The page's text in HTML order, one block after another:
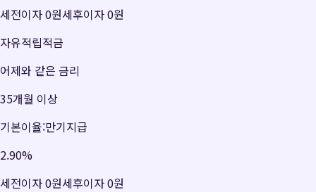
세전이자0원세후이자0원
자유적립적금
어제와 같은 금리
35개월 이상
기본이율:만기지급
2.90%
세전이자0원세후이자0원